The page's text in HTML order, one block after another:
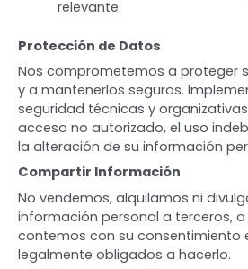
relevante.
Protección de Datos
Nos comprometemos a proteger
y a mantenerlos seguros.
seguridad técnicas y
acceso no autorizado, el uso
la alteración de su información
Compartir Información
No vendemos, alquilamos ni
información personal a terceros,
contemos con su consentimiento
legalmente obligados a hacerlo.